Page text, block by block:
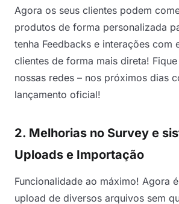
Agora os seus clientes podem
produtos de forma personalizada
tenha Feedbacks e interações com
clientes de forma mais direta!
nossas redes – nos próximos dias
lançamento oficial!
2. Melhorias no Survey e
Uploads e Importação
Funcionalidade ao máximo! Agora
upload de diversos arquivos sem